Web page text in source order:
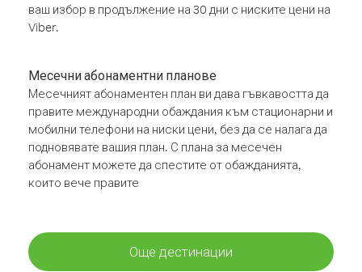
ваш избор в продължение на 30 дни с ниските цени на
Viber.
Месечни абонаментни планове
Месечният абонаментен план ви дава гъвкавостта да
правите международни обаждания към стационарни и
мобилни телефони на ниски цени, без да се налага да
подновявате вашия план. С плана за месечен
абонамент можете да спестите от обажданията,
които вече правите
Още дестинации